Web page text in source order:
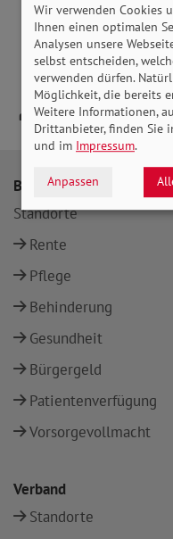
Beratung
Standorte
Rente
Pflege
Behinderung
Gesundheit
Bürgergeld
Patientenverfügung
Vorsorgevollmacht
Verband
Standorte
Wir verwenden Cookies
Ihnen einen optimalen
Analysen unsere
selbst entscheiden,
verwenden dürfen.
Möglichkeit, die bereits
Weitere Informationen,
Drittanbieter, finden Sie
und im Impressum.
Anpassen